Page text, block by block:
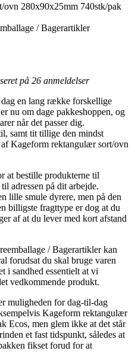
280x90x25mm 740stk/pak
/ Bagerartikler
på 26 anmeldelser
en lang række forskellige
nu om dage pakkeshoppen, og
når det passer dig.
samt tit tillige den mindst
Kageform rektangulær sort/ovn
at bestille produkterne til
adressen på dit arbejde.
lille smule dyrere, men på den
billigste fragttype er dog at du
af at du lever med kort afstand
/ Bagerartikler kan
forudsat du skal bruge varen
i sandhed essentielt at vi
vedkommende produkt.
muligheden for dag-til-dag
Kageform rektangulær
Ecos, men glem ikke at det står
et fast tidspunkt, således at
fikset forud for at